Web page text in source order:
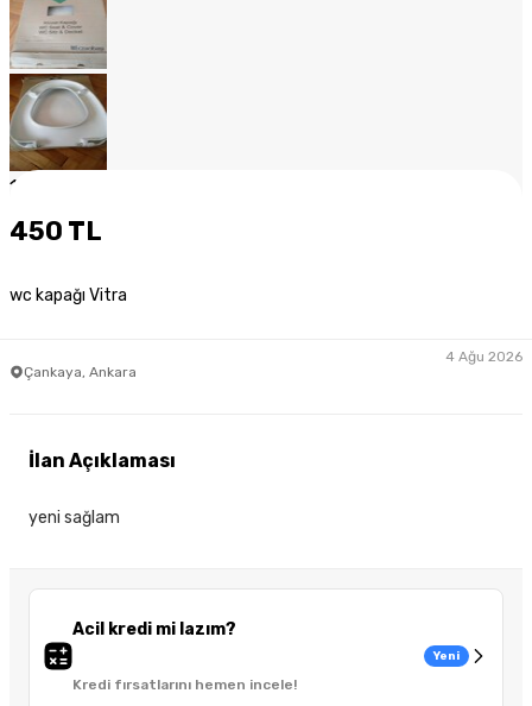
1
450 TL
wc kapağı Vitra
Çankaya, Ankara
4 Ağu 2026
Acil kredi mi lazım?
Kredi fırsatlarını hemen incele!
Yeni
İlan Açıklaması
yeni sağlam